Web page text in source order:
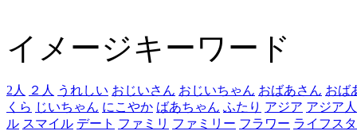
イメージキーワード
2人 ２人 うれしい おじいさん おじいちゃん おばあさん おば
くら じいちゃん にこやか ばあちゃん ふたり アジア アジア人
ル スマイル デート ファミリ ファミリー フラワー ライフス